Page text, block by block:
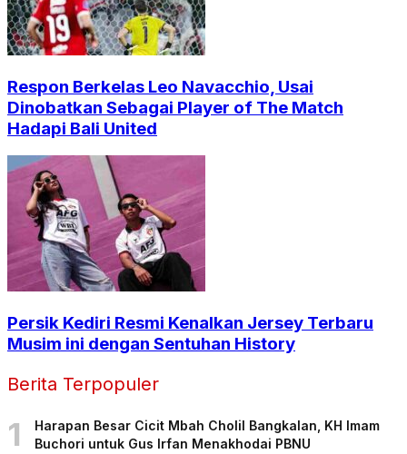
Respon Berkelas Leo Navacchio, Usai
Dinobatkan Sebagai Player of The Match
Hadapi Bali United
Persik Kediri Resmi Kenalkan Jersey Terbaru
Musim ini dengan Sentuhan History
Berita Terpopuler
1
Harapan Besar Cicit Mbah Cholil Bangkalan, KH Imam
Buchori untuk Gus Irfan Menakhodai PBNU